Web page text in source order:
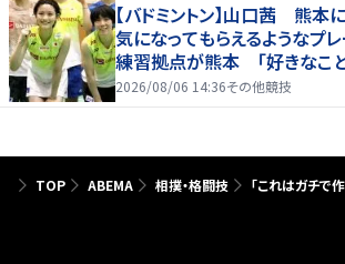
【バドミントン】山口茜 熊
気になってもらえるようなプ
練習拠点が熊本 「好きなこ
たり前じゃない」
2026/08/06 14:36その他競技
TOP ABEMA 相撲・格闘技 「これはガチで